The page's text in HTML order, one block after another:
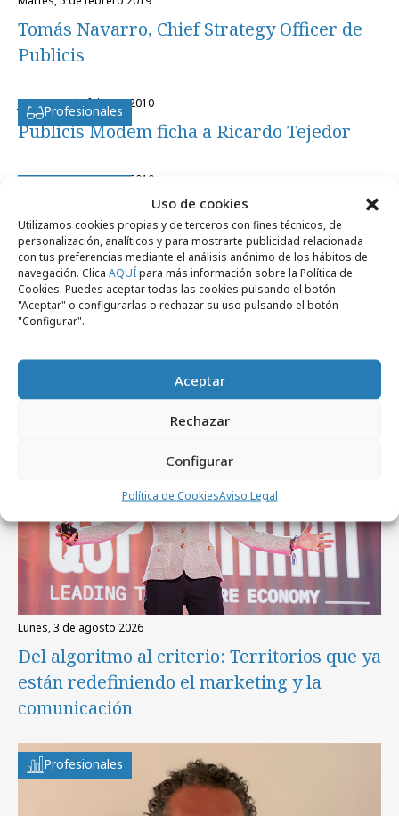
Uso de cookies
Utilizamos cookies propias y de terceros con fines técnicos, de
personalización, analíticos y para mostrarte publicidad relacionada
con tus preferencias mediante el análisis anónimo de los hábitos de
navegación. Clica AQUÍpara más información sobre la Política de
Cookies. Puedes aceptar todas las cookies pulsando el botón
"Aceptar" o configurarlas o rechazar su uso pulsando el botón
"Configurar".
Aceptar
Rechazar
Configurar
Política de CookiesAviso Legal
Tomás Navarro, Chief Strategy Officer de
Publicis
Profesionales
jueves, 11 de febrero 2010
Publicis Modem ficha a Ricardo Tejedor
jueves, 11 de febrero 2010
Publicis Modem ficha a Ricardo Tejedor
Artículos recientes
lunes, 3 de agosto 2026
Del algoritmo al criterio: Territorios que ya
están redefiniendo el marketing y la
comunicación
Profesionales